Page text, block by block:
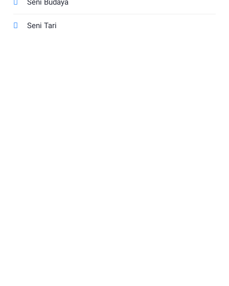
Seni Budaya
Seni Tari